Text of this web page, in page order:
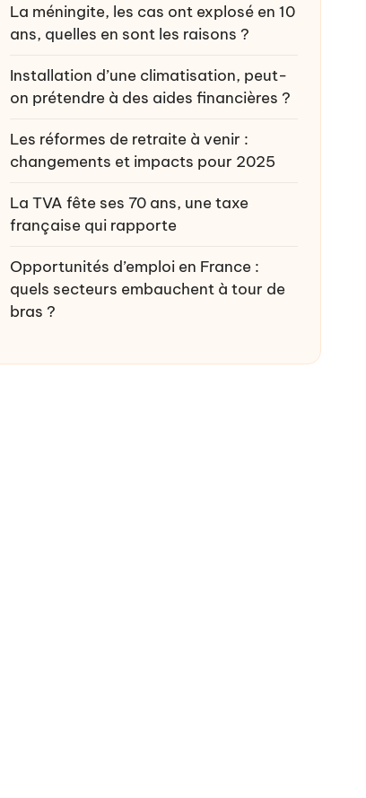
La méningite, les cas ont explosé en 10
ans, quelles en sont les raisons ?
Installation d’une climatisation, peut-
on prétendre à des aides financières ?
Les réformes de retraite à venir :
changements et impacts pour 2025
La TVA fête ses 70 ans, une taxe
française qui rapporte
Opportunités d’emploi en France :
quels secteurs embauchent à tour de
bras ?